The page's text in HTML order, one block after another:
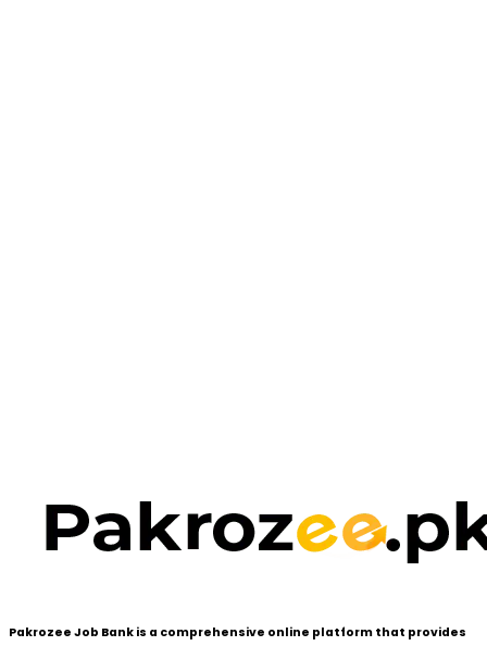
Pakrozee Job Bank is a comprehensive online platform that provides